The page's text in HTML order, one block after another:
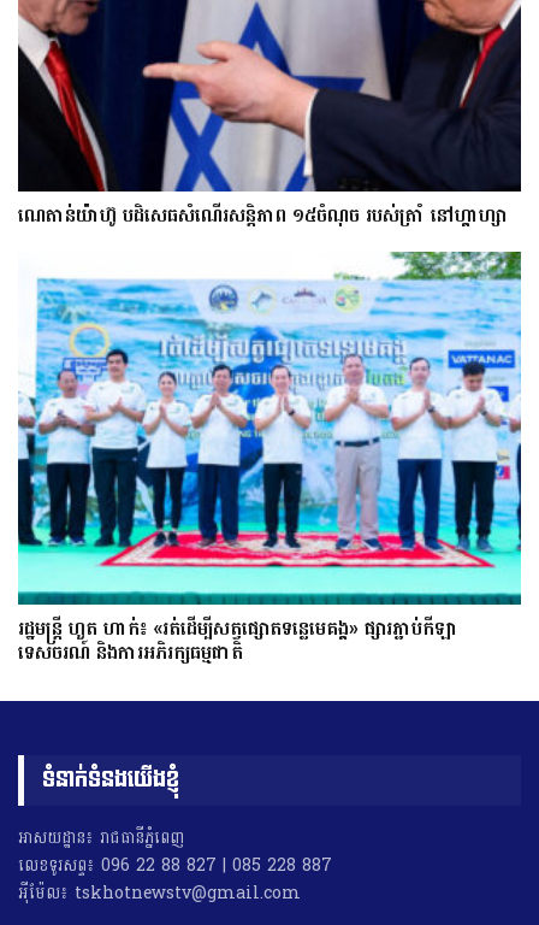
ណេតាន់យ៉ាហ៊ូ បដិសេធសំណើរសន្តិភាព ១៥ចំណុច របស់ត្រាំ នៅហ្គាហ្សា
រដ្ឋមន្ត្រី ហួត ហាក់៖ «រត់ដើម្បីសត្វផ្សោតទន្លេមេគង្គ» ផ្សារភ្ជាប់កីឡា
ទេសចរណ៍ និងការអភិរក្សធម្មជាតិ
ទំនាក់ទំនងយើងខ្ញុំ
អាសយដ្ឋាន៖ រាជធានីភ្នំពេញ
លេខទូរសព្ទ៖ 096 22 88 827 | 085 228 887
អុីម៉ែល៖ tskhotnewstv@gmail.com